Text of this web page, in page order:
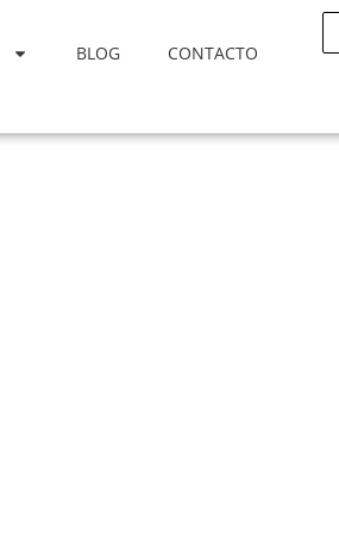
BLOG CONTACTO